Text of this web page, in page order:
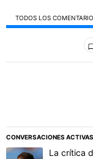
TODOS LOS
Todos los
CONVERSACIONES ACTIVAS
Este listado muestra
Un artículo deLa crítica